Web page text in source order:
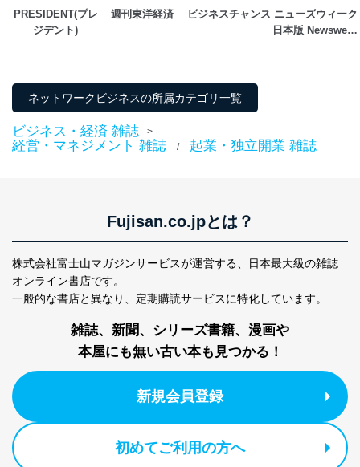
PRESIDENT(プレ
ジデント)
週刊東洋経済 ビジネスチャンス ニューズウィーク
日本版 Newsweek
ネットワークビジネスの所属カテゴリ一覧
ビジネス・経済 雑誌 >
経営・マネジメント 雑誌 / 起業・独立開業 雑誌
Fujisan.co.jpとは？
株式会社富士山マガジンサービスが運営する、
日本最大級の雑誌
オンライン書店です。
一般的な書店と異なり、 定期購読サービスに特化しています。
雑誌、新聞、シリーズ書籍、漫画や
本屋にも無い古い本も見つかる！
新規会員登録
初めてご利用の方へ